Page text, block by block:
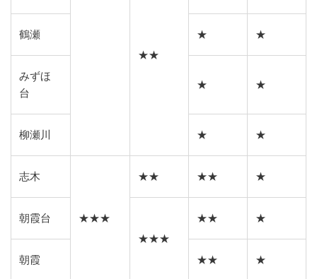
★★
鶴瀬 ★ ★
みずほ
台
★ ★
柳瀬川 ★ ★
志木
★★★
★★ ★★ ★
朝霞台
★★★
★★ ★
朝霞 ★★ ★